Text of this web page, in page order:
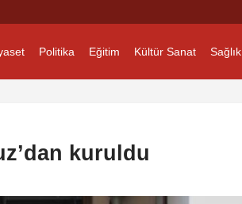
Politika Eğitim Kültür Sanat Sağlık
kuruldu